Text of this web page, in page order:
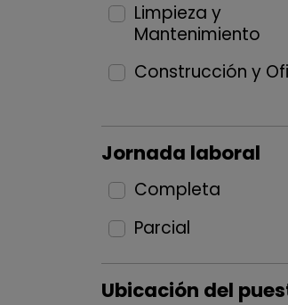
Limpieza y
Mantenimiento
Construcción y
Jornada laboral
Completa
Parcial
Ubicación del